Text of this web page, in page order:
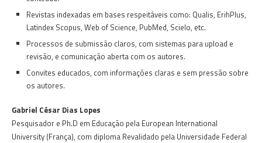
Revistas indexadas em bases respeitáveis como: Qualis, ErihPlus,
Latindex Scopus, Web of Science, PubMed, Scielo, etc.
Processos de submissão claros, com sistemas para upload e
revisão, e comunicação aberta com os autores.
Convites educados, com informações claras e sem pressão sobre
os autores.
Gabriel César Dias Lopes
Pesquisador e Ph.D em Educação pela European International
University (França), com diploma Revalidado pela Universidade Federal